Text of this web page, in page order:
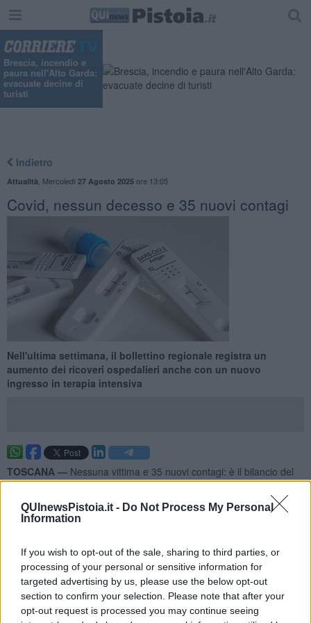
QUInewsPistoia.it - Do Not Process My Personal
Information
If you wish to opt-out of the sale, sharing to third parties, or
processing of your personal or sensitive information for
targeted advertising by us, please use the below opt-out
section to confirm your selection. Please note that after your
opt-out request is processed you may continue seeing
Brescia, incendio e
paura nell'Alto Garda:
evacuate decine di
turisti
Indietro
Attualità Mercoledì 27 Agosto 2025ore 13:05
Covid, nessun decesso e 35 nuovi contagi
Nell'ultima settimana, il bollettino regionale registra un
aumento dei ricoveri ospedalieri anche con un nuovo
ingresso in terapia intensiva
TOSCANA — Nessuna vittima e 35 nuovi contagi: è il bilancio del
Covid-19 in Toscananegli ultimi 7 giorni, cristallizzato nel report
sanitario emesso dalla Regione a cadenza settimanale. Il totale dei
decessi dall'inizio della pandemia rimane dunque stabile a 12.804.
molecolare e 20 da test rapido antigenico. Gli attualmente positivi
sono197